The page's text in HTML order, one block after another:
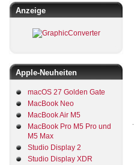
Anzeige
Apple-Neuheiten
macOS 27 Golden Gate
MacBook Neo
MacBook Air M5
MacBook Pro M5 Pro und
M5 Max
Studio Display 2
Studio Display XDR